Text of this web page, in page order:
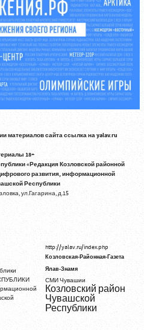
материалов сайта ссылка на yalav.ru
18+
«Редакция Козловской районной
развития, информационной
Республики
ул.Гагарина, д.15
http://yalav.ru/index.php
Козловская-Районная-Газета
Ялав-Знамя
СМИ Чувашии
Козловский район
Чувашской
Республики